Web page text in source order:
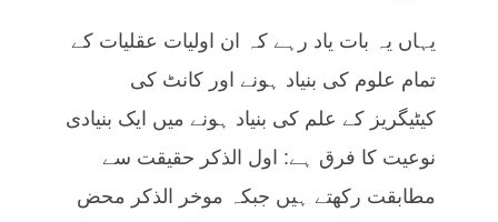
یہاں یہ بات یاد رہے کہ ان اولیات عقلیات کے
تمام علوم کی بنیاد ہونے اور کانٹ کی
کیٹیگریز کے علم کی بنیاد ہونے میں ایک بنیادی
نوعیت کا فرق ہے: اول الذکر حقیقت سے
مطابقت رکھتے ہیں جبکہ موخر الذکر محض